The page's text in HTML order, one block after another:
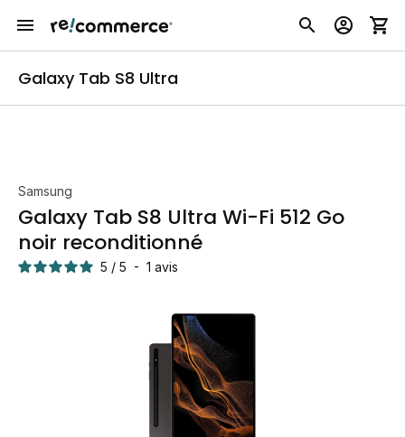
Galaxy Tab S8 Ultra
Samsung
Galaxy Tab S8 Ultra Wi-Fi 512 Go
noir reconditionné
5 / 5 - 1 avis